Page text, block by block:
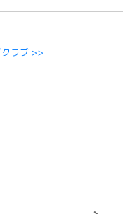
クラブ >>